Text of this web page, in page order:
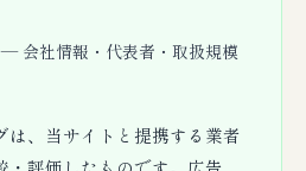
会社情報・代表者・取扱規模
は、当サイトと提携する業者